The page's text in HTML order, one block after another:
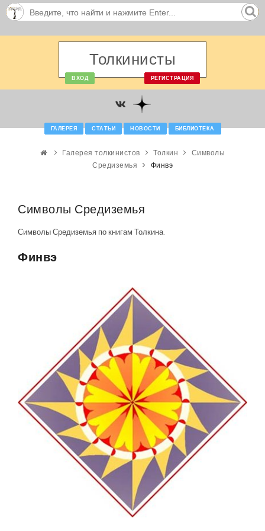
Толкинисты
ВХОД РЕГИСТРАЦИЯ
ГАЛЕРЕЯ СТАТЬИ НОВОСТИ БИБЛИОТЕКА
Галерея толкинистов Толкин
Символы
Средиземья
Финвэ
Символы Средиземья
Символы Средиземья по книгам Толкина.
Финвэ